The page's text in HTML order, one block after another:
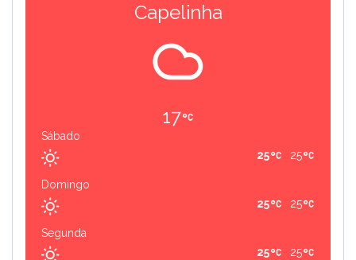
Capelinha
17
Sábado
25
25
Domingo
25
25
Segunda
25
25